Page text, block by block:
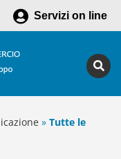
Servizi on line
» Tutte le